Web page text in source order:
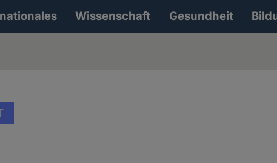
Wissenschaft Gesundheit